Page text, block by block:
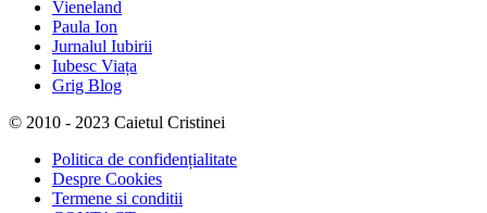
Vieneland
Paula Ion
Jurnalul Iubirii
Iubesc Viața
Grig Blog
© 2010 - 2023 Caietul Cristinei
Politica de confidențialitate
Despre Cookies
Termene si conditii